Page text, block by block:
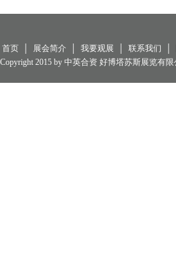
首页 展会简介 我要观展 联系我们
Copyright 2015 by 中英合资 好博塔苏斯展览有